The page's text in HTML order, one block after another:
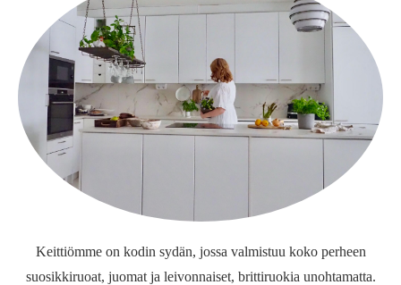
Keittiömme on kodin sydän, jossa valmistuu koko perheen
suosikkiruoat, juomat ja leivonnaiset, brittiruokia unohtamatta.